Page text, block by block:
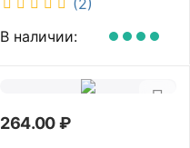
M-40/C
В наличии:
264.00₽